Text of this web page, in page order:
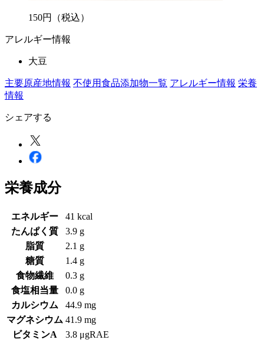
150円 （税込）
アレルギー情報
大豆
主要原産地情報 不使用食品添加物一覧 アレルギー情報 栄養
情報
シェアする
栄養成分
エネルギー
41 kcal
たんぱく質
3.9 g
脂質
2.1 g
糖質
1.4 g
食物繊維
0.3 g
食塩相当量
0.0 g
カルシウム
44.9 mg
マグネシウム 41.9 mg
ビタミンA
3.8 μgRAE